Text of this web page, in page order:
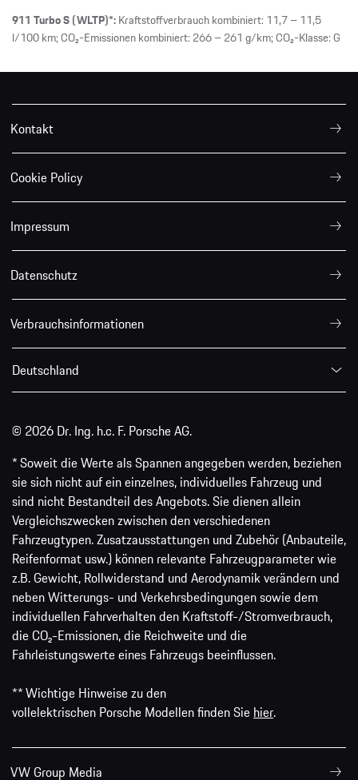
911 Turbo S (WLTP)*:Kraftstoffverbrauch kombiniert: 11,7 – 11,5
l/100 km; CO₂-Emissionen kombiniert: 266 – 261 g/km; CO₂-Klasse: G
Kontakt
Cookie Policy
Impressum
Datenschutz
Verbrauchsinformationen
Deutschland
© 2026 Dr. Ing. h.c. F. Porsche AG.
* Soweit die Werte als Spannen angegeben werden, beziehen
sie sich nicht auf ein einzelnes, individuelles Fahrzeug und
sind nicht Bestandteil des Angebots. Sie dienen allein
Vergleichszwecken zwischen den verschiedenen
Fahrzeugtypen. Zusatzausstattungen und Zubehör (Anbauteile,
Reifenformat usw.) können relevante Fahrzeugparameter wie
z.B. Gewicht, Rollwiderstand und Aerodynamik verändern und
neben Witterungs- und Verkehrsbedingungen sowie dem
individuellen Fahrverhalten den Kraftstoff-/Stromverbrauch,
die CO₂-Emissionen, die Reichweite und die
Fahrleistungswerte eines Fahrzeugs beeinflussen.
** Wichtige Hinweise zu den
vollelektrischen Porsche Modellen finden Sie hier.
VW Group Media